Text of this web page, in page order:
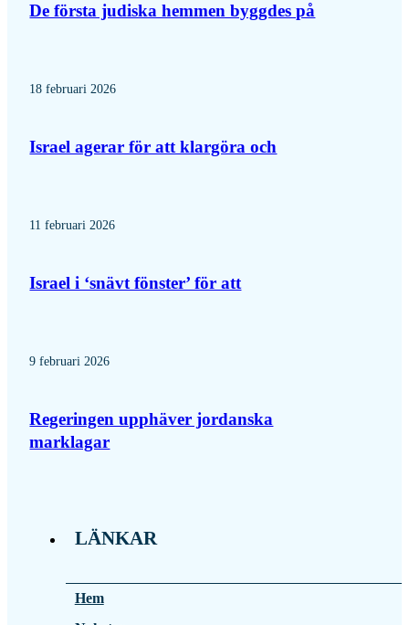
De första judiska hemmen byggdes på
18 februari 2026
Israel agerar för att klargöra och
11 februari 2026
Israel i ‘snävt fönster’ för att
9 februari 2026
Regeringen upphäver jordanska
marklagar
LÄNKAR
Hem